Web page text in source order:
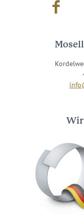
Facebook
Wir